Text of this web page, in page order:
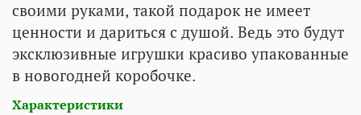
своими руками, такой подарок не имеет
ценности и дариться с душой. Ведь это будут
эксклюзивные игрушки красиво упакованные
в новогодней коробочке.
Характеристики